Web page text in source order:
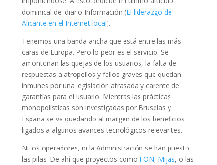
dominical del diario Información (El liderazgo de
Alicante en el Internet local).
Tenemos una banda ancha que está entre las más
caras de Europa. Pero lo peor es el servicio. Se
amontonan las quejas de los usuarios, la falta de
respuestas a atropellos y fallos graves que quedan
inmunes por una legislación atrasada y carente de
garantías para el usuario. Mientras las prácticas
monopolísticas son investigadas por Bruselas y
España se va quedando al margen de los beneficios
ligados a algunos avances tecnológicos relevantes.
Ni los operadores, ni la Administración se han puesto
las pilas. De ahí que proyectos como FON, Mijas, o las